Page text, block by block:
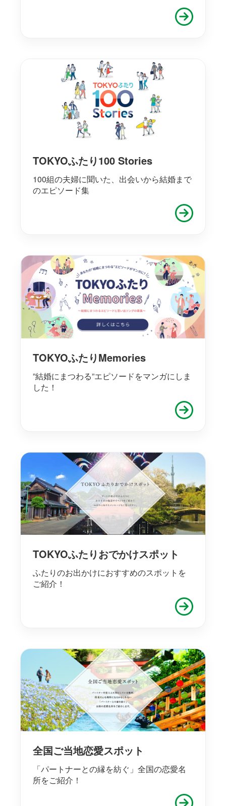
TOKYOふたり100 Stories
100組の夫婦に聞いた、出会いから結婚まで
のエピソード集
TOKYOふたりMemories
”結婚にまつわる”エピソードをマンガにしま
した！
TOKYOふたりおでかけスポット
ふたりのお出かけにおすすめのスポットを
ご紹介！
全国ご当地恋愛スポット
「パートナーとの縁を紡ぐ」全国の恋愛名
所をご紹介！